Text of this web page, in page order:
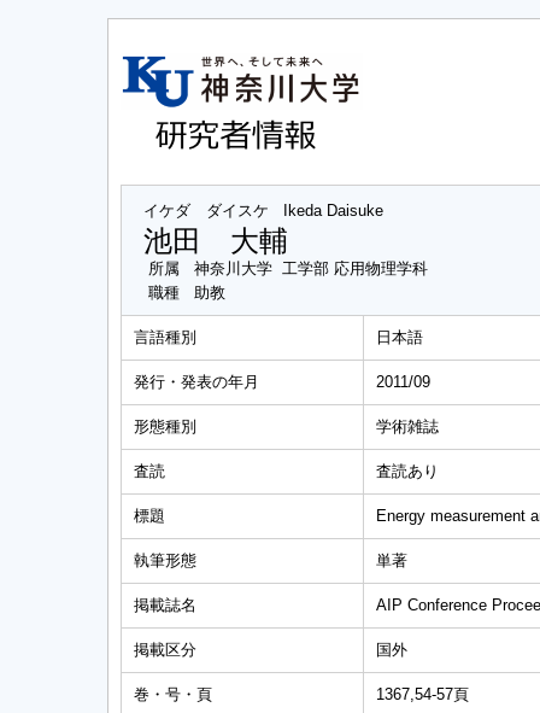
イケダ ダイスケ Ikeda Daisuke
池田 大輔
所属
神奈川大学 工学部 応用物理学科
職種
助教
言語種別 日本語
発行・発表の年月 2011/09
形態種別 学術雑誌
査読 査読あり
標題 Energy measurement
執筆形態 単著
掲載誌名 AIP Conference
掲載区分 国外
巻・号・頁 1367,54-57頁